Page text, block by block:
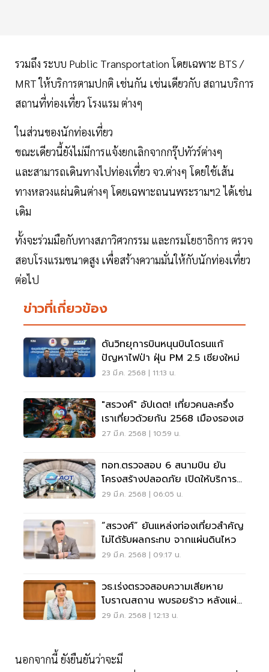
รวมถึง ระบบ Public Transportation โดยเฉพาะ BTS /
MRT ให้บริการตามปกติ เช่นกัน เช่นเดียวกับ สถานบริการ
สถานที่ท่องเที่ยว โรงแรม ต่างๆ
ในส่วนของนักท่องเที่ยว
ขณะเดียวนี้ยังไม่มีการแจ้งยกเลิกจากกรุ๊ปทัวร์ต่างๆ
และสามารถเดินทางไปท่องเที่ยว จว.ต่างๆ โดยใช้เส้น
ทางหลวงแผ่นดินต่างๆ โดยเฉพาะถนนพระรามฯ2 ได้เช่น
เดิม
ทั้งจะร่วมมือกับทางสภาวิศวกรรม และกรมโยธาธิการ ตรวจ
สอบโรงแรมขนาดสูง เพื่อสร้างความมั่นให้กับนักท่องเที่ยว
ต่อไป
ข่าวที่เกี่ยวข้อง
ดันวิทยุการบินหนุนบินโดรนแก้
ปัญหาไฟป่า ฝุ่น PM 2.5 เชียงใหม่
23 มี.ค. 2568 | 11:13 น.
"สรวงศ์" อัปเดต! เที่ยวคนละครึ่ง
เราเที่ยวด้วยกัน 2568 เมืองรองเฮ
27 มี.ค. 2568 | 10:59 น.
ทอท.ตรวจสอบ 6 สนามบิน ยัน
โครงสร้างปลอดภัย เปิดให้บริการ
ปกติ
29 มี.ค. 2568 | 06:05 น.
“สรวงศ์” ยันแหล่งท่องเที่ยวสำคัญ
ไม่ได้รับผลกระทบ จากแผ่นดินไหว
29 มี.ค. 2568 | 09:17 น.
วธ.เร่งตรวจสอบความเสียหาย
โบราณสถาน พบรอยร้าว หลังแผ่น
ดินไหว
29 มี.ค. 2568 | 12:13 น.
นอกจากนี้ ยังยืนยันว่าจะมี